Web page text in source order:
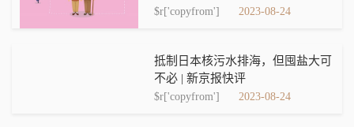
11,032户，机构投资者户数为884
$r['copyfrom'] 2023-08-24
抵制日本核污水排海，但囤盐大可
不必 | 新京报快评
$r['copyfrom'] 2023-08-24